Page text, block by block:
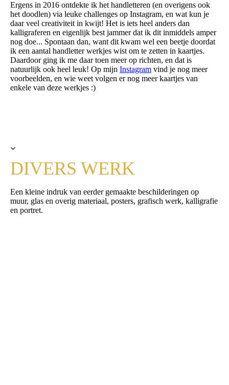
Ergens in 2016 ontdekte ik het handletteren (en overigens ook
het doodlen) via leuke challenges op Instagram, en wat kun je
daar veel creativiteit in kwijt! Het is iets heel anders dan
kalligraferen en eigenlijk best jammer dat ik dit inmiddels amper
nog doe... Spontaan dan, want dit kwam wel een beetje doordat
ik een aantal handletter werkjes wist om te zetten in kaartjes.
Daardoor ging ik me daar toen meer op richten, en dat is
natuurlijk ook heel leuk! Op mijn Instagram vind je nog meer
voorbeelden, en wie weet volgen er nog meer kaartjes van
enkele van deze werkjes :)
DIVERS WERK
Een kleine indruk van eerder gemaakte beschilderingen op
muur, glas en overig materiaal, posters, grafisch werk, kalligrafie
en portret.